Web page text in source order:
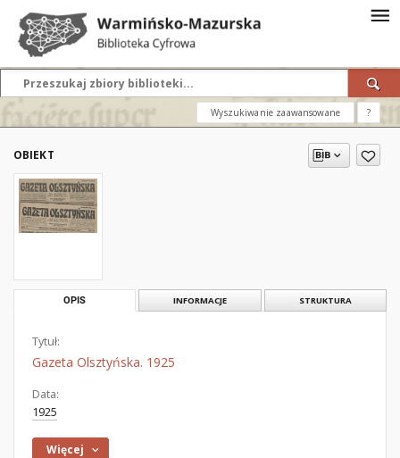
Wyszukiwanie zaawansowane ?
OBIEKT
OPIS INFORMACJE STRUKTURA
Tytuł:
Gazeta Olsztyńska. 1925
Data:
1925
Więcej